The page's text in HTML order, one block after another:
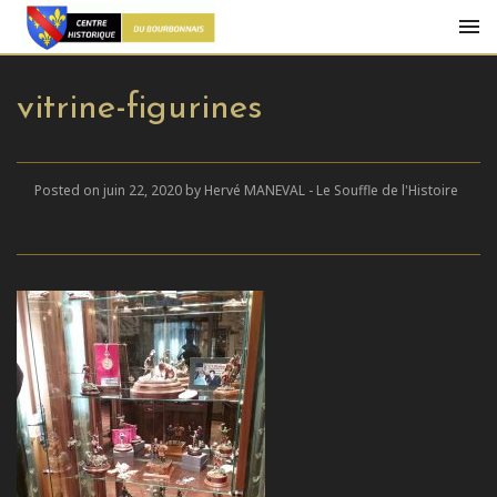
vitrine-figurines
Posted on juin 22, 2020 by Hervé MANEVAL - Le Souffle de l'Histoire